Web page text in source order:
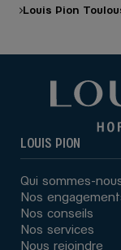
Louis Pion
LOUIS PION
Qui sommes-
Nos
Nos conseils
Nos services
Nous rejoindre